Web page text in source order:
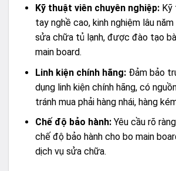
Kỹ thuật viên chuyên nghiệp:Kỹ
tay nghề cao, kinh nghiệm lâu
sửa chữa tủ lạnh, được đào tạo
main board.
Linh kiện chính hãng:Đảm bảo
dụng linh kiện chính hãng, có
tránh mua phải hàng nhái, hàng
Chế độ bảo hành:Yêu cầu rõ
chế độ bảo hành cho bo main
dịch vụ sửa chữa.